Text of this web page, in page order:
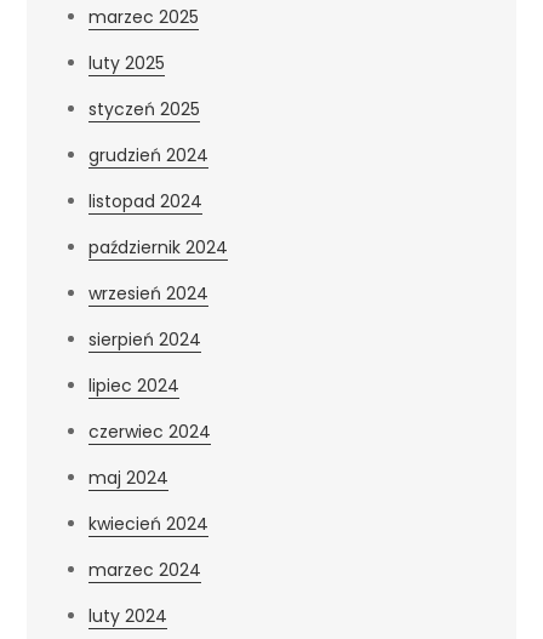
marzec 2025
luty 2025
styczeń 2025
grudzień 2024
listopad 2024
październik 2024
wrzesień 2024
sierpień 2024
lipiec 2024
czerwiec 2024
maj 2024
kwiecień 2024
marzec 2024
luty 2024